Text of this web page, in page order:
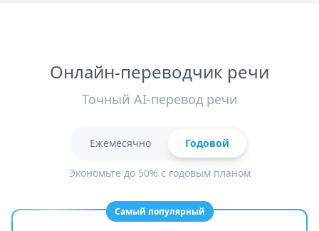
Онлайн-переводчик речи
Точный AI-перевод речи
Ежемесячно Годовой
Экономьте до 50% с годовым планом
Самый популярный